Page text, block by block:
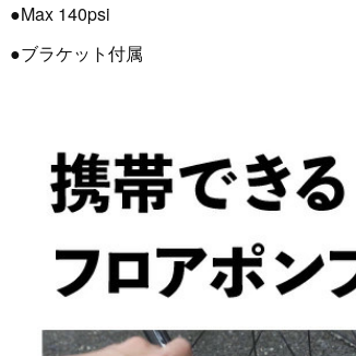
●Max 140psi
●ブラケット付属